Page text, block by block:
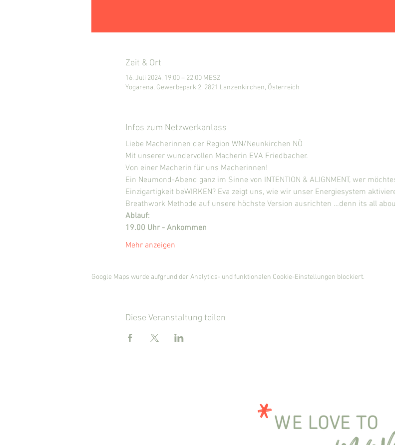
Zeit & Ort
16. Juli 2024, 19:00 – 22:00 MESZ
Yogarena, Gewerbepark 2, 2821 Lanzenkirchen, Österreich
Infos zum Netzwerkanlass
Liebe Macherinnen der Region WN/Neunkirchen NÖ
Mit unserer wundervollen Macherin EVA Friedbacher.
Von einer Macherin für uns Macherinnen!
Ein Neumond-Abend ganz im Sinne von INTENTION & ALIGNMENT, wer
Einzigartigkeit beWIRKEN? Eva zeigt uns, wie wir unser Energiesystem
Breathwork Methode auf unsere höchste Version ausrichten …denn its all
Ablauf:
19.00 Uhr - Ankommen
Mehr anzeigen
Google Maps wurde aufgrund der Analytics- und funktionalen Cookie-Einstellungen blockiert.
Diese Veranstaltung teilen